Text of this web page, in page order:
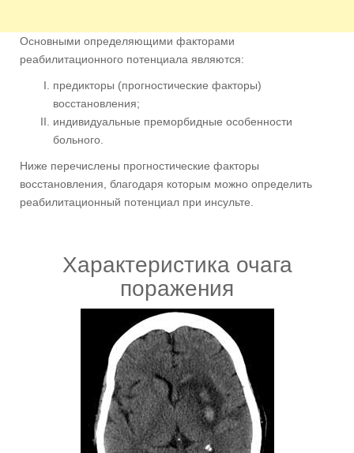
Основными определяющими факторами
реабилитационного потенциала являются:
предикторы (прогностические факторы)
восстановления;
индивидуальные преморбидные особенности
больного.
Ниже перечислены прогностические факторы
восстановления, благодаря которым можно определить
реабилитационный потенциал при инсульте.
Характеристика очага
поражения